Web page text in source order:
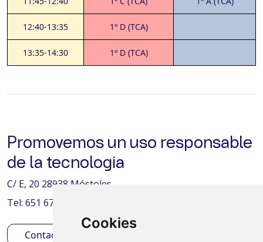
Cookies
12:40-13:35 1º D (TCA)
13:35-14:30 1º D (TCA)
Promovemos un uso responsable
de la tecnología
C/ E, 20 28938 Móstoles.
Tel: 651 67 58 20 - 625 76 38 59
Contactar